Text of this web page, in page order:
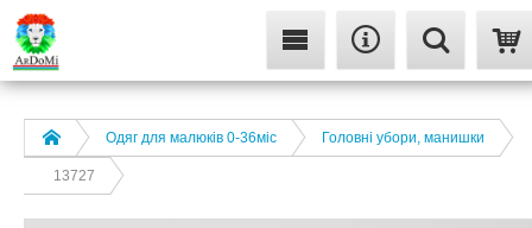
Одяг для малюків 0-36міс Головні убори, манишки
13727